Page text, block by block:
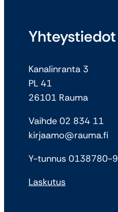
Yhteystiedot
Kanalinranta 3
PL 41
26101 Rauma
Vaihde 02 834 11
kirjaamo@rauma.fi
Y-tunnus 0138780-9
Laskutus